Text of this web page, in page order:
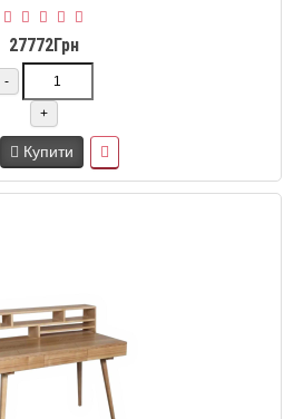
27772Грн
-
+
Купити